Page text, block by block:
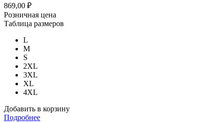
869,00 ₽
Розничная цена
Таблица размеров
L
M
S
2XL
3XL
XL
4XL
Добавить в корзину
Подробнее